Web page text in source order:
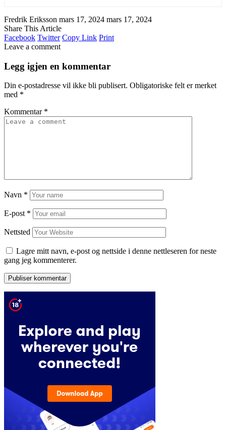
Fredrik Eriksson mars 17, 2024 mars 17, 2024
Share This Article
Facebook Twitter Copy Link Print
Leave a comment
Legg igjen en kommentar
Din e-postadresse vil ikke bli publisert. Obligatoriske felt er merket
med *
Kommentar *
Navn *
E-post *
Nettsted
Lagre mitt navn, e-post og nettside i denne nettleseren for neste
gang jeg kommenterer.